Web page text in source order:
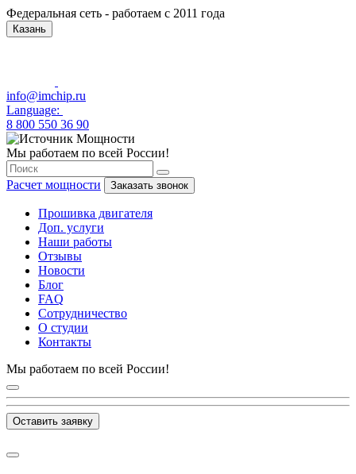
Федеральная сеть - работаем с 2011 года
Казань
info@imchip.ru
Language:
8 800 550 36 90
Мы работаем по всей России!
Расчет мощности Заказать звонок
Прошивка двигателя
Доп. услуги
Наши работы
Отзывы
Новости
Блог
FAQ
Сотрудничество
О студии
Контакты
Мы работаем по всей России!
Оставить заявку